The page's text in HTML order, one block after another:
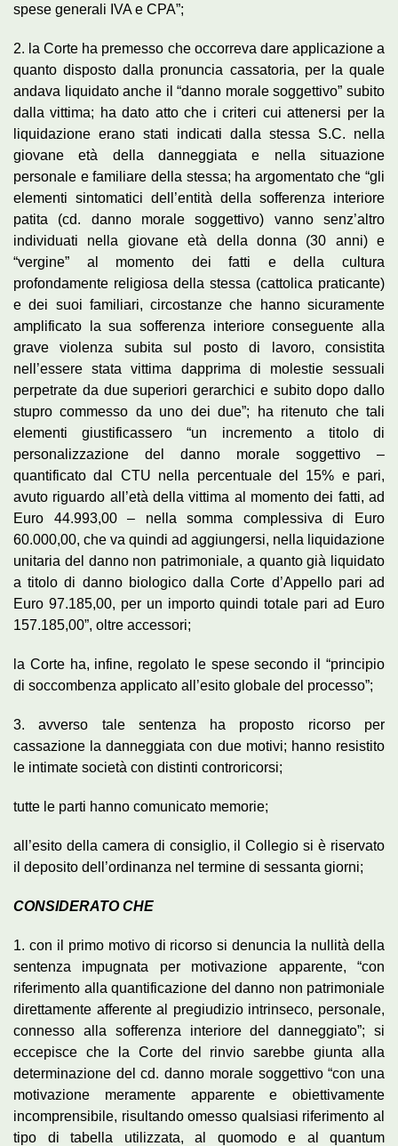
spese generali IVA e CPA”;
2. la Corte ha premesso che occorreva dare applicazione a
quanto disposto dalla pronuncia cassatoria, per la quale
andava liquidato anche il “danno morale soggettivo” subito
dalla vittima; ha dato atto che i criteri cui attenersi per la
liquidazione erano stati indicati dalla stessa S.C. nella
giovane età della danneggiata e nella situazione
personale e familiare della stessa; ha argomentato che “gli
elementi sintomatici dell’entità della sofferenza interiore
patita (cd. danno morale soggettivo) vanno senz’altro
individuati nella giovane età della donna (30 anni) e
“vergine” al momento dei fatti e della cultura
profondamente religiosa della stessa (cattolica praticante)
e dei suoi familiari, circostanze che hanno sicuramente
amplificato la sua sofferenza interiore conseguente alla
grave violenza subita sul posto di lavoro, consistita
nell’essere stata vittima dapprima di molestie sessuali
perpetrate da due superiori gerarchici e subito dopo dallo
stupro commesso da uno dei due”; ha ritenuto che tali
elementi giustificassero “un incremento a titolo di
personalizzazione del danno morale soggettivo –
quantificato dal CTU nella percentuale del 15% e pari,
avuto riguardo all’età della vittima al momento dei fatti, ad
Euro 44.993,00 – nella somma complessiva di Euro
60.000,00, che va quindi ad aggiungersi, nella liquidazione
unitaria del danno non patrimoniale, a quanto già liquidato
a titolo di danno biologico dalla Corte d’Appello pari ad
Euro 97.185,00, per un importo quindi totale pari ad Euro
157.185,00”, oltre accessori;
la Corte ha, infine, regolato le spese secondo il “principio
di soccombenza applicato all’esito globale del processo”;
3. avverso tale sentenza ha proposto ricorso per
cassazione la danneggiata con due motivi; hanno resistito
le intimate società con distinti controricorsi;
tutte le parti hanno comunicato memorie;
all’esito della camera di consiglio, il Collegio si è riservato
il deposito dell’ordinanza nel termine di sessanta giorni;
CONSIDERATO CHE
1. con il primo motivo di ricorso si denuncia la nullità della
sentenza impugnata per motivazione apparente, “con
riferimento alla quantificazione del danno non patrimoniale
direttamente afferente al pregiudizio intrinseco, personale,
connesso alla sofferenza interiore del danneggiato”; si
eccepisce che la Corte del rinvio sarebbe giunta alla
determinazione del cd. danno morale soggettivo “con una
motivazione meramente apparente e obiettivamente
incomprensibile, risultando omesso qualsiasi riferimento al
tipo di tabella utilizzata, al quomodo e al quantum